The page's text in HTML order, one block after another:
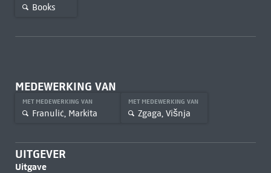
Books
MEDEWERKING VAN
MET MEDEWERKING VAN
Franulić, Markita
MET MEDEWERKING VAN
Zgaga, Višnja
UITGEVER
Uitgave